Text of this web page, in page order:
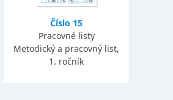
Číslo 15
Pracovné listy
Metodický a pracovný list,
1. ročník